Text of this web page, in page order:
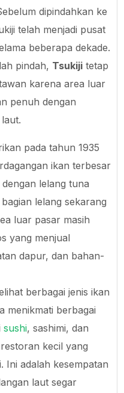
dipindahkan ke
telah menjadi pusat
beberapa dekade.
pindah, Tsukiji tetap
karena area luar
penuh dengan
pada tahun 1935
ikan terbesar
lelang tuna
lelang sekarang
luar pasar masih
yang menjual
dapur, dan bahan-
berbagai jenis ikan
menikmati berbagai
sushi, sashimi, dan
kecil yang
Ini adalah kesempatan
laut segar